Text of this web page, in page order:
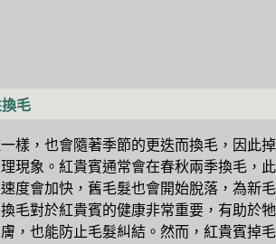
毛
樣，也會隨著季節的更迭而換毛，因此掉
現象。紅貴賓通常會在春秋兩季換毛，此
度會加快，舊毛髮也會開始脫落，為新毛
毛對於紅貴賓的健康非常重要，有助於牠
，也能防止毛髮糾結。然而，紅貴賓掉毛